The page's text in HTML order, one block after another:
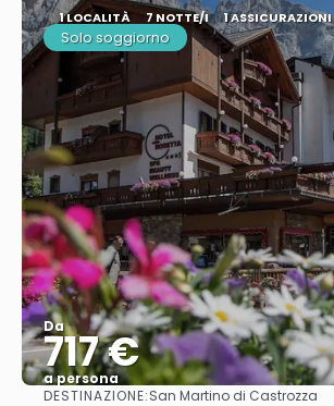
1 LOCALITÀ 7 NOTTE/I 1 ASSICURAZIONI
Solo soggiorno
Da
717 €
a persona
DESTINAZIONE:San Martino di Castrozza